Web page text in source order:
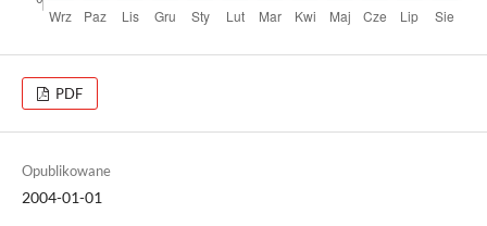
PDF
Opublikowane
2004-01-01